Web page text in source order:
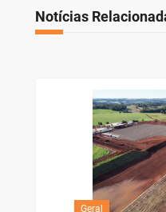
Notícias
Geral